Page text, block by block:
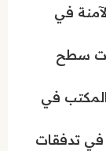
في
سطح
في
في تدفقات